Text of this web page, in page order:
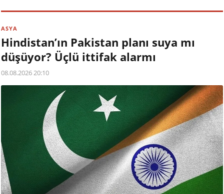
ASYA
Hindistan’ın Pakistan planı suya mı
düşüyor? Üçlü ittifak alarmı
08.08.2026 20:10